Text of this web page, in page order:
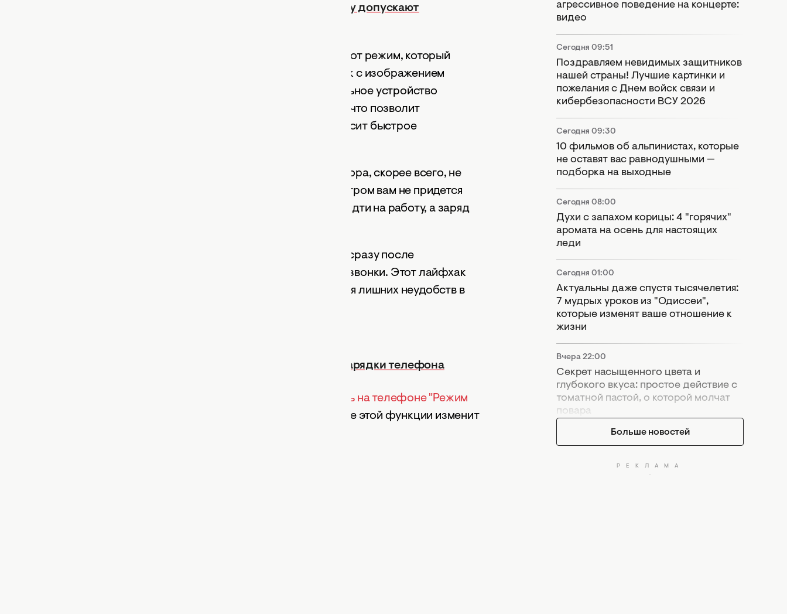
Узнайте, правильно ли вы держите телефон. Эту ошибку допускают
Прежде чем лечь спать, достаточно активировать этот режим, который
можно найти в шторке уведомлений, нажав на значок с изображением
самолетика. При включении данной функции мобильное устройство
отключит связь с сотовой сетью и поиск сетей Wi-Fi, что позволит
приостановить фоновые процессы, от которых зависит быстрое
Благодаря "Режиму полета" за ночь заряд аккумулятора, скорее всего, не
уменьшится даже на один процент. Таким образом утром вам не придется
сталкиваться с неприятной ситуацией, когда нужно идти на работу, а заряд
Однако важно не забыть отключить "Режим полета" сразу после
пробуждения, иначе мобильник не будет принимать звонки. Этот лайфхак
поможет сэкономить заряд аккумулятора, не принося лишних неудобств в
От USB-порта или от розетки? Назван лучший способ зарядки телефона
зачем включать на телефоне "Режим
, когда вы находитесь в метро. Использование этой функции изменит
агрессивное поведение на концерте:
видео
Сегодня 09:51
Поздравляем невидимых защитников
нашей страны! Лучшие картинки и
пожелания с Днем войск связи и
кибербезопасности ВСУ 2026
Сегодня 09:30
10 фильмов об альпинистах, которые
не оставят вас равнодушными —
подборка на выходные
Сегодня 08:00
Духи с запахом корицы: 4 "горячих"
аромата на осень для настоящих
леди
Сегодня 01:00
Актуальны даже спустя тысячелетия:
7 мудрых уроков из "Одиссеи",
которые изменят ваше отношение к
жизни
Вчера 22:00
Секрет насыщенного цвета и
глубокого вкуса: простое действие с
томатной пастой, о которой молчат
повара
Больше новостей